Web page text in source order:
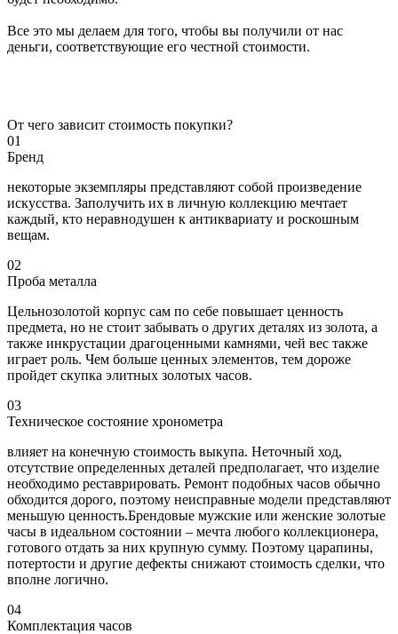
Все это мы делаем для того, чтобы вы получили от нас
деньги, соответствующие его честной стоимости.
От чего зависит стоимость покупки?
01
Бренд
некоторые экземпляры представляют собой произведение
искусства. Заполучить их в личную коллекцию мечтает
каждый, кто неравнодушен к антиквариату и роскошным
вещам.
02
Проба металла
Цельнозолотой корпус сам по себе повышает ценность
предмета, но не стоит забывать о других деталях из золота, а
также инкрустации драгоценными камнями, чей вес также
играет роль. Чем больше ценных элементов, тем дороже
пройдет скупка элитных золотых часов.
03
Техническое состояние хронометра
влияет на конечную стоимость выкупа. Неточный ход,
отсутствие определенных деталей предполагает, что изделие
необходимо реставрировать. Ремонт подобных часов обычно
обходится дорого, поэтому неисправные модели представляют
меньшую ценность.Брендовые мужские или женские золотые
часы в идеальном состоянии – мечта любого коллекционера,
готового отдать за них крупную сумму. Поэтому царапины,
потертости и другие дефекты снижают стоимость сделки, что
вполне логично.
04
Комплектация часов